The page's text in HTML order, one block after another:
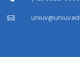
